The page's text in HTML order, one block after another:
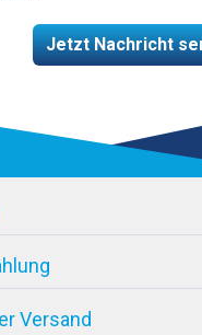
Jetzt Nachricht
Versand